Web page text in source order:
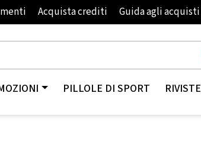
Acquista crediti Guida agli acquisti
PILLOLE DI SPORT RIVISTE